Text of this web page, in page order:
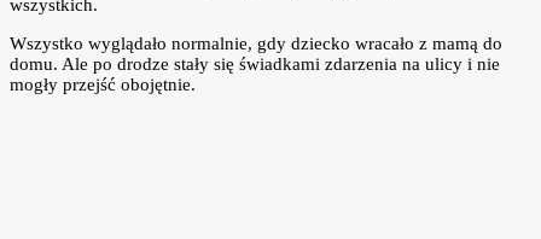
wszystkich.
Wszystko wyglądało normalnie, gdy dziecko wracało z mamą do
domu. Ale po drodze stały się świadkami zdarzenia na ulicy i nie
mogły przejść obojętnie.